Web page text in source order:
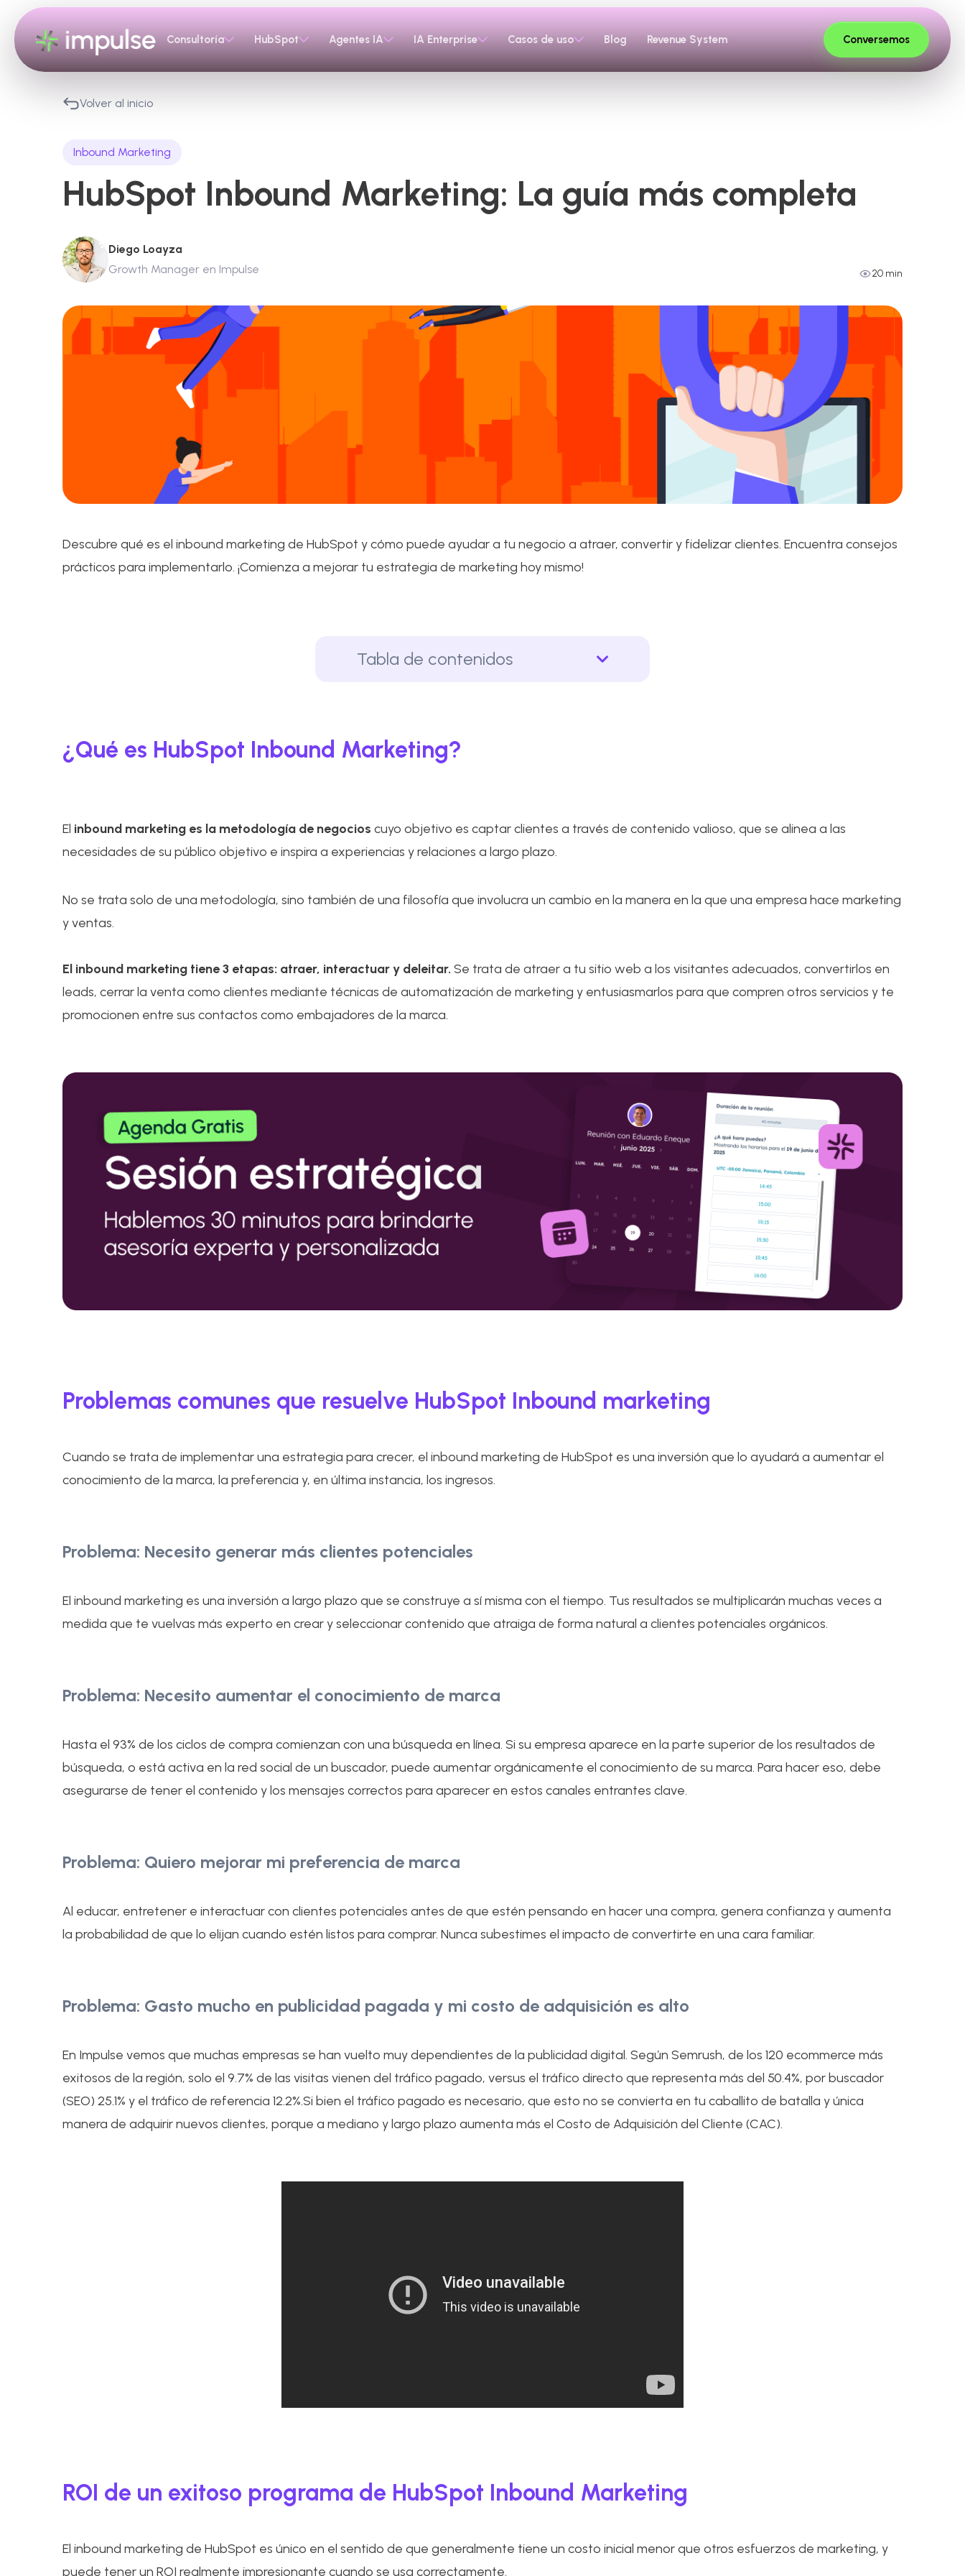
Consultoría HubSpot Agentes IA IA Enterprise Casos de uso Blog Revenue System Conversemos
Volver al inicio
Inbound Marketing
HubSpot Inbound Marketing: La guía más completa
Diego Loayza
Growth Manager en Impulse
20 min
Descubre qué es el inbound marketing de HubSpot y cómo puede ayudar a tu negocio a atraer, convertir y fidelizar clientes. Encuentra consejos
prácticos para implementarlo. ¡Comienza a mejorar tu estrategia de marketing hoy mismo!
Tabla de contenidos
¿Qué es HubSpot Inbound Marketing?
El inbound marketing es la metodología de negocios cuyo objetivo es captar clientes a través de contenido valioso, que se alinea a las
necesidades de su público objetivo e inspira a experiencias y relaciones a largo plazo.
No se trata solo de una metodología, sino también de una filosofía que involucra un cambio en la manera en la que una empresa hace marketing
y ventas.
El inbound marketing tiene 3 etapas: atraer, interactuar y deleitar. Se trata de atraer a tu sitio web a los visitantes adecuados, convertirlos en
leads, cerrar la venta como clientes mediante técnicas de automatización de marketing y entusiasmarlos para que compren otros servicios y te
promocionen entre sus contactos como embajadores de la marca.
Problemas comunes que resuelve HubSpot Inbound marketing
Cuando se trata de implementar una estrategia para crecer, el inbound marketing de HubSpot es una inversión que lo ayudará a aumentar el
conocimiento de la marca, la preferencia y, en última instancia, los ingresos.
Problema: Necesito generar más clientes potenciales
El inbound marketing es una inversión a largo plazo que se construye a sí misma con el tiempo. Tus resultados se multiplicarán muchas veces a
medida que te vuelvas más experto en crear y seleccionar contenido que atraiga de forma natural a clientes potenciales orgánicos.
Problema: Necesito aumentar el conocimiento de marca
Hasta el 93% de los ciclos de compra comienzan con una búsqueda en línea. Si su empresa aparece en la parte superior de los resultados de
búsqueda, o está activa en la red social de un buscador, puede aumentar orgánicamente el conocimiento de su marca. Para hacer eso, debe
asegurarse de tener el contenido y los mensajes correctos para aparecer en estos canales entrantes clave.
Problema: Quiero mejorar mi preferencia de marca
Al educar, entretener e interactuar con clientes potenciales antes de que estén pensando en hacer una compra, genera confianza y aumenta
la probabilidad de que lo elijan cuando estén listos para comprar. Nunca subestimes el impacto de convertirte en una cara familiar.
Problema: Gasto mucho en publicidad pagada y mi costo de adquisición es alto
En Impulse vemos que muchas empresas se han vuelto muy dependientes de la publicidad digital. Según Semrush, de los 120 ecommerce más
exitosos de la región, solo el 9.7% de las visitas vienen del tráfico pagado, versus el tráfico directo que representa más del 50.4%, por buscador
(SEO) 25.1% y el tráfico de referencia 12.2%.Si bien el tráfico pagado es necesario, que esto no se convierta en tu caballito de batalla y única
manera de adquirir nuevos clientes, porque a mediano y largo plazo aumenta más el Costo de Adquisición del Cliente (CAC).
ROI de un exitoso programa de HubSpot Inbound Marketing
El inbound marketing de HubSpot es único en el sentido de que generalmente tiene un costo inicial menor que otros esfuerzos de marketing, y
puede tener un ROI realmente impresionante cuando se usa correctamente.